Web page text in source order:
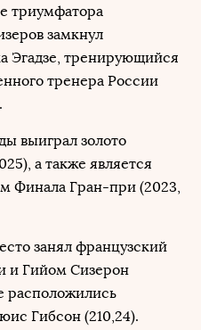
триумфатора
замкнул
Эгадзе, тренирующийся
тренера России
выиграл золото
а также является
Финала Гран-при (2023,
занял французский
и Гийом Сизерон
расположились
Гибсон (210,24).